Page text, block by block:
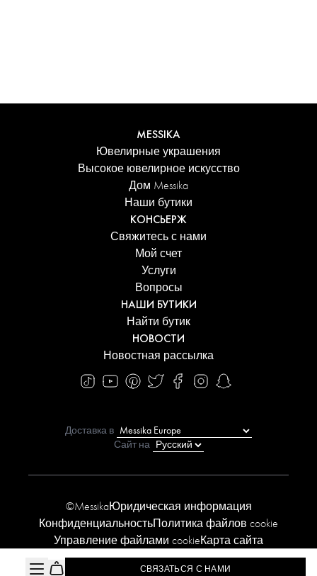
СВЯЗАТЬСЯ С НАМИ
ПОДРОБНЕЕ
MESSIKA
Ювелирные украшения
Высокое ювелирное искусство
Дом Messika
Наши бутики
КОНСЬЕРЖ
Свяжитесь с нами
Мой счет
Услуги
Вопросы
НАШИ БУТИКИ
Найти бутик
НОВОСТИ
Новостная рассылка
©MessikaЮридическая информация
КонфиденциальностьПолитика файлов cookie
Управление файлами cookieКарта сайта
Заявление о доступности
Доставка в
Сайт на